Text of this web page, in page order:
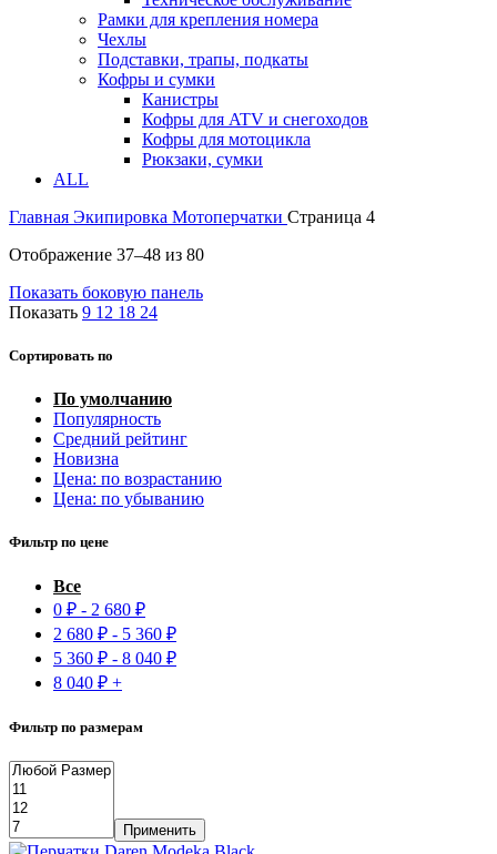
Рамки для крепления номера
Чехлы
Подставки, трапы, подкаты
Кофры и сумки
Канистры
Кофры для ATV и снегоходов
Кофры для мотоцикла
Рюкзаки, сумки
ALL
Главная Экипировка Мотоперчатки Страница 4
Отображение 37–48 из 80
Показать боковую панель
Показать 9 12 18 24
Сортировать по
По умолчанию
Популярность
Средний рейтинг
Новизна
Цена: по возрастанию
Цена: по убыванию
Фильтр по цене
Все
0 ₽ - 2 680 ₽
2 680 ₽ - 5 360 ₽
5 360 ₽ - 8 040 ₽
8 040 ₽ +
Фильтр по размерам
Применить